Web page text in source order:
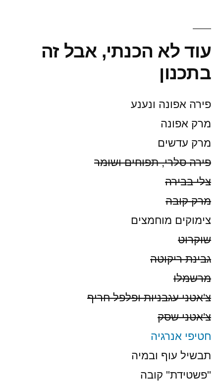
עוד לא הכנתי, אבל זה
בתכנון
פירה אפונה ונענע
מרק אפונה
מרק עדשים
פירה סלרי, תפוחים ושומר
צלי בבירה
מרק קובה
צימוקים מוחמצים
שוקרוט
גבינת ריקוטה
מרשמלו
צ'אטני עגבניות ופלפל חריף
צ'אטני שסק
חטיפי אנרגיה
תבשיל עוף ובמיה
"פשטידת" קובה